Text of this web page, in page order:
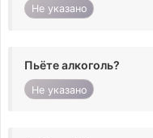
Не указано
Пьёте алкоголь?
Не указано